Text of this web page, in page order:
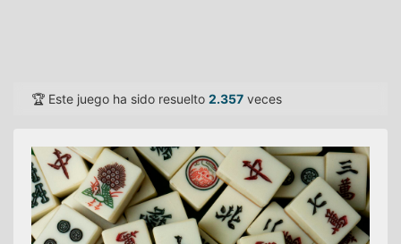
🏆 Este juego ha sido resuelto 2.357 veces